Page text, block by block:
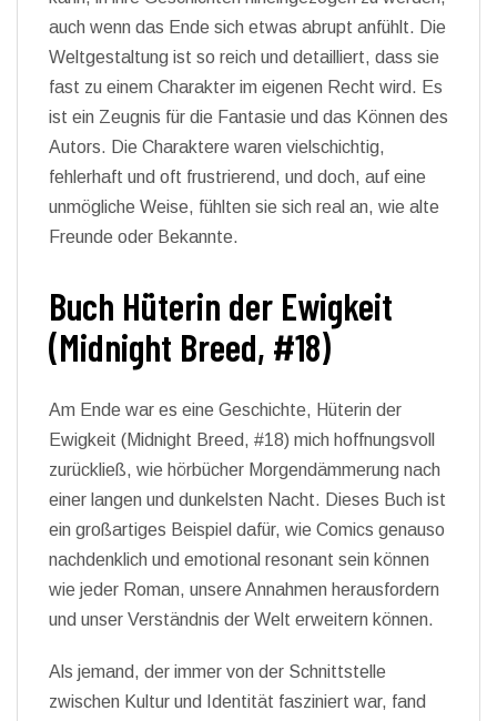
auch wenn das Ende sich etwas abrupt anfühlt. Die
Weltgestaltung ist so reich und detailliert, dass sie
fast zu einem Charakter im eigenen Recht wird. Es
ist ein Zeugnis für die Fantasie und das Können des
Autors. Die Charaktere waren vielschichtig,
fehlerhaft und oft frustrierend, und doch, auf eine
unmögliche Weise, fühlten sie sich real an, wie alte
Freunde oder Bekannte.
Buch Hüterin der Ewigkeit
(Midnight Breed, #18)
Am Ende war es eine Geschichte, Hüterin der
Ewigkeit (Midnight Breed, #18) mich hoffnungsvoll
zurückließ, wie hörbücher Morgendämmerung nach
einer langen und dunkelsten Nacht. Dieses Buch ist
ein großartiges Beispiel dafür, wie Comics genauso
nachdenklich und emotional resonant sein können
wie jeder Roman, unsere Annahmen herausfordern
und unser Verständnis der Welt erweitern können.
Als jemand, der immer von der Schnittstelle
zwischen Kultur und Identität fasziniert war, fand